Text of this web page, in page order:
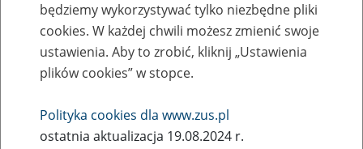
Zaproś ZUS do siebie: eZUS, wizyty
rezerwowane, e-wizyty, Aktywni 50+
Rodzaj wydarzenia
Szkolenia
będziemy wykorzystywać tylko niezbędne pliki
cookies. W każdej chwili możesz zmienić swoje
ustawienia. Aby to zrobić, kliknij „Ustawienia
plików cookies” w stopce.
Polityka cookies dla www.zus.pl
ostatnia aktualizacja 19.08.2024 r.